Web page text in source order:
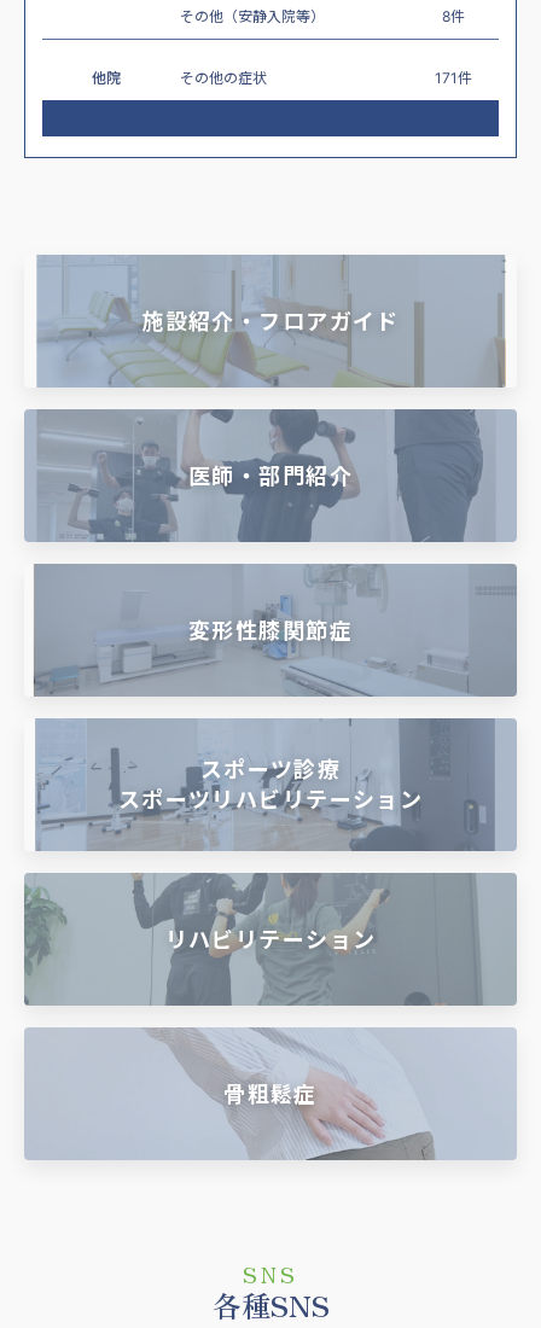
その他（安静入院等） 8件
他院 その他の症状 171件
施設紹介・フロアガイド
医師・部門紹介
変形性膝関節症
スポーツ診療
スポーツリハビリテーション
リハビリテーション
骨粗鬆症
SNS
各種SNS